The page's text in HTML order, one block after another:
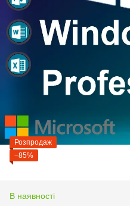
Розпродаж
−85%
В наявності